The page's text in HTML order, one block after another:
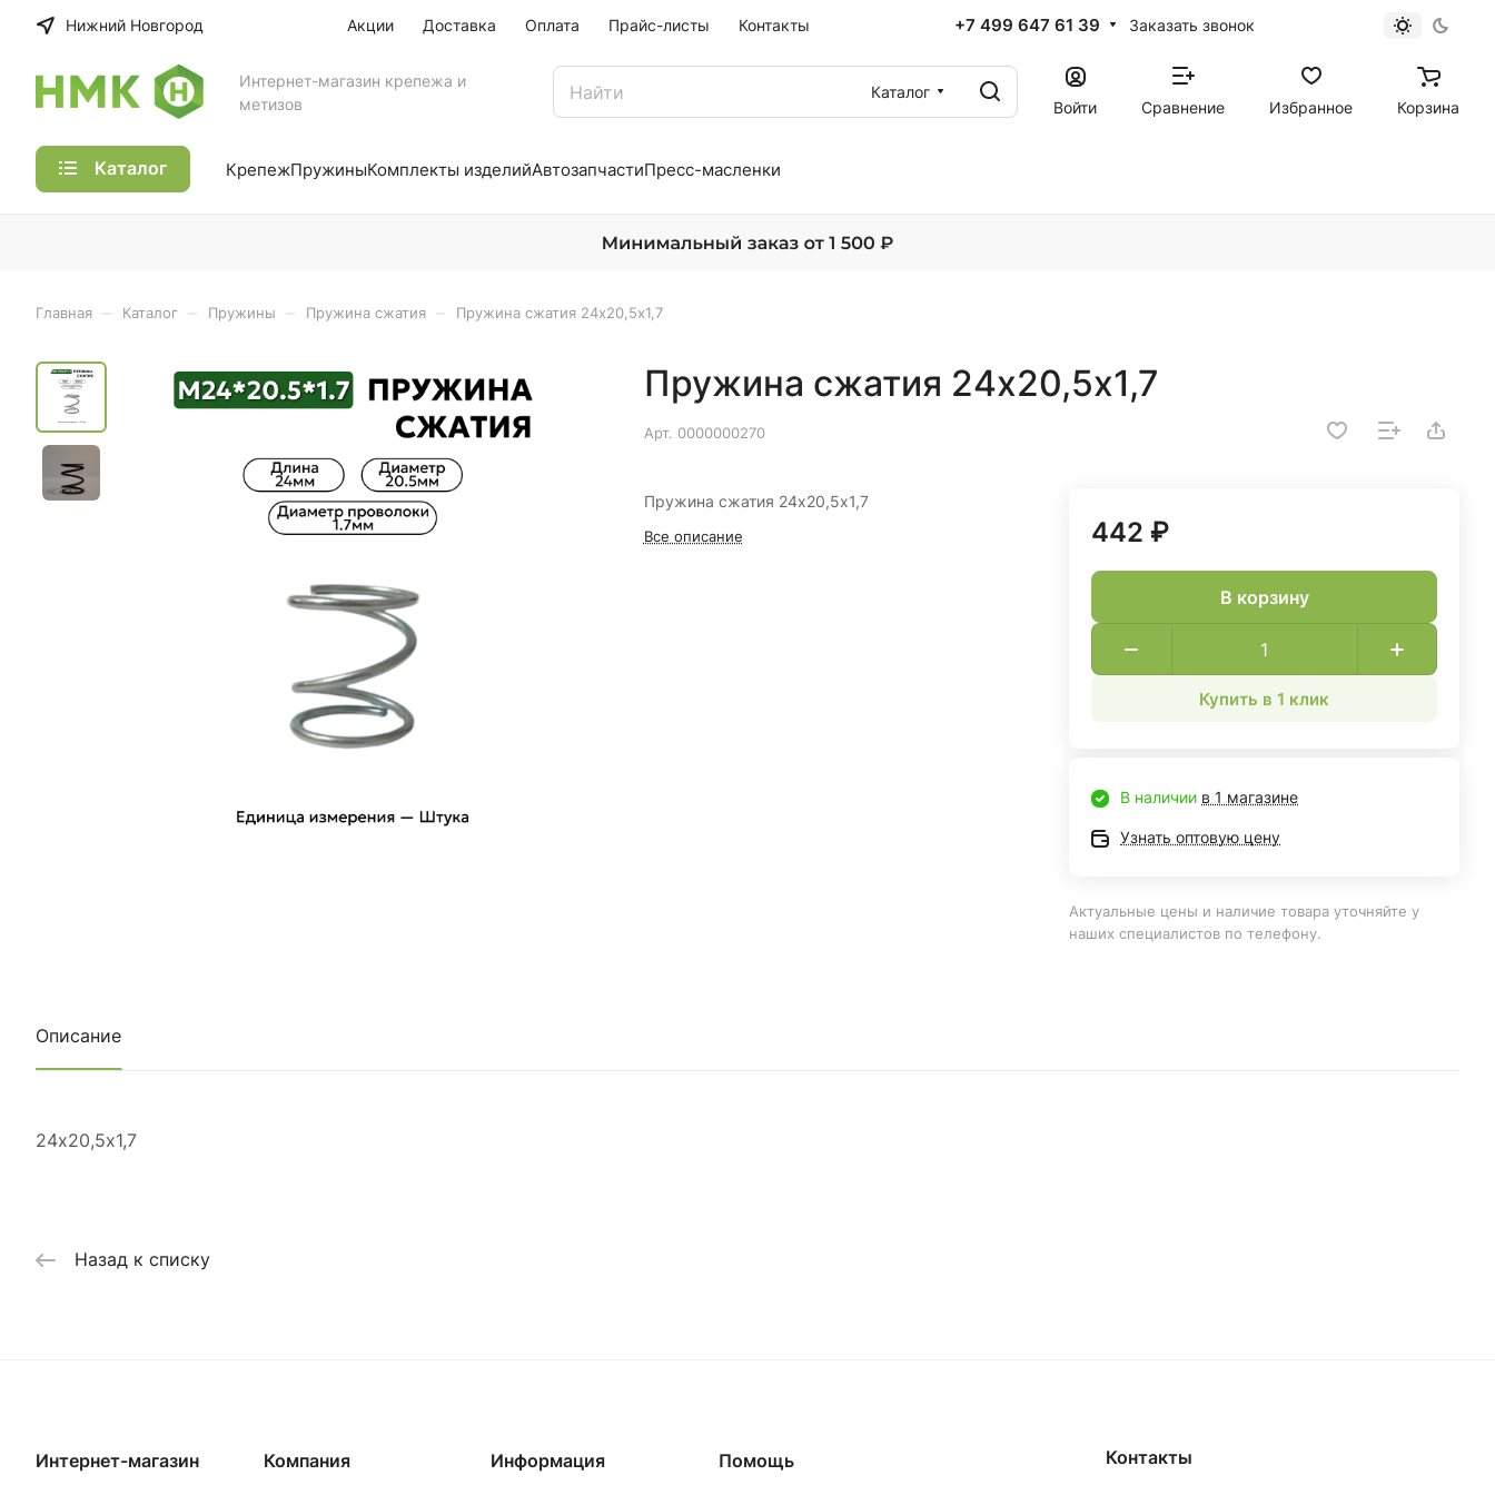
Нижний Новгород Акции Доставка Оплата Прайс-листы Контакты +7 499 647 61 39 Заказать звонок
Интернет-магазин крепежа и
метизов
Каталог
Войти
Сравнение Избранное Корзина
Каталог КрепежПружиныКомплекты изделийАвтозапчастиПресс-масленки
Главная Каталог Пружины Пружина сжатия Пружина сжатия 24х20,5х1,7
Пружина сжатия 24х20,5х1,7
Арт. 0000000270
Пружина сжатия 24х20,5х1,7
Все описание 442 ₽
В корзину
Купить в 1 клик
В наличии в 1 магазине
Узнать оптовую цену
Актуальные цены и наличие товара уточняйте у
наших специалистов по телефону.
Описание
24х20,5х1,7
Назад к списку
Интернет-магазин Компания Информация Помощь Контакты